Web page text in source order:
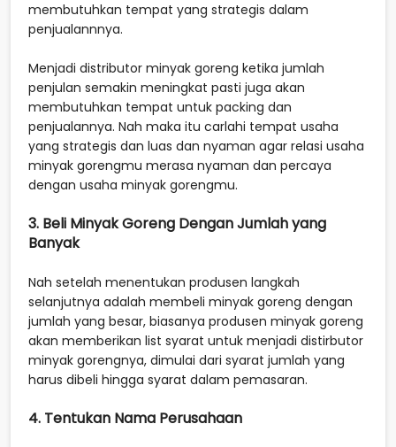
membutuhkan tempat yang strategis dalam
penjualannnya.
Menjadi distributor minyak goreng ketika jumlah
penjulan semakin meningkat pasti juga akan
membutuhkan tempat untuk packing dan
penjualannya. Nah maka itu carlahi tempat usaha
yang strategis dan luas dan nyaman agar relasi usaha
minyak gorengmu merasa nyaman dan percaya
dengan usaha minyak gorengmu.
3. Beli Minyak Goreng Dengan Jumlah yang
Banyak
Nah setelah menentukan produsen langkah
selanjutnya adalah membeli minyak goreng dengan
jumlah yang besar, biasanya produsen minyak goreng
akan memberikan list syarat untuk menjadi distirbutor
minyak gorengnya, dimulai dari syarat jumlah yang
harus dibeli hingga syarat dalam pemasaran.
4. Tentukan Nama Perusahaan